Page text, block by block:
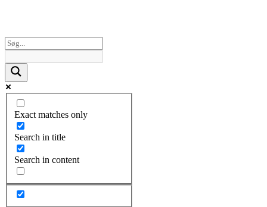
Exact matches only
Search in title
Search in content